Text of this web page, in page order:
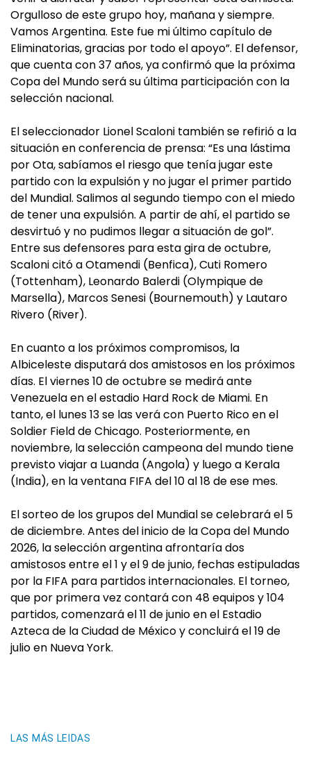
Orgulloso de este grupo hoy, mañana y siempre.
Vamos Argentina. Este fue mi último capítulo de
Eliminatorias, gracias por todo el apoyo”. El defensor,
que cuenta con 37 años, ya confirmó que la próxima
Copa del Mundo será su última participación con la
selección nacional.
El seleccionador Lionel Scaloni también se refirió a la
situación en conferencia de prensa: “Es una lástima
por Ota, sabíamos el riesgo que tenía jugar este
partido con la expulsión y no jugar el primer partido
del Mundial. Salimos al segundo tiempo con el miedo
de tener una expulsión. A partir de ahí, el partido se
desvirtuó y no pudimos llegar a situación de gol”.
Entre sus defensores para esta gira de octubre,
Scaloni citó a Otamendi (Benfica), Cuti Romero
(Tottenham), Leonardo Balerdi (Olympique de
Marsella), Marcos Senesi (Bournemouth) y Lautaro
Rivero (River).
En cuanto a los próximos compromisos, la
Albiceleste disputará dos amistosos en los próximos
días. El viernes 10 de octubre se medirá ante
Venezuela en el estadio Hard Rock de Miami. En
tanto, el lunes 13 se las verá con Puerto Rico en el
Soldier Field de Chicago. Posteriormente, en
noviembre, la selección campeona del mundo tiene
previsto viajar a Luanda (Angola) y luego a Kerala
(India), en la ventana FIFA del 10 al 18 de ese mes.
El sorteo de los grupos del Mundial se celebrará el 5
de diciembre. Antes del inicio de la Copa del Mundo
2026, la selección argentina afrontaría dos
amistosos entre el 1 y el 9 de junio, fechas estipuladas
por la FIFA para partidos internacionales. El torneo,
que por primera vez contará con 48 equipos y 104
partidos, comenzará el 11 de junio en el Estadio
Azteca de la Ciudad de México y concluirá el 19 de
julio en Nueva York.
LAS MÁS LEIDAS